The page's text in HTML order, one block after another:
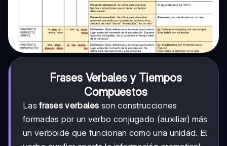
Frases Verbales y Tiempos
Compuestos
Lasfrases verbales son construcciones
formadas por un verbo conjugado (auxiliar) más
un verboide que funcionan como una unidad. El